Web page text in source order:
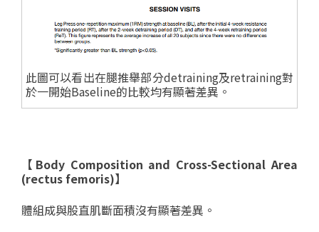
此圖可以看出在腿推舉部分detraining及retraining對
於一開始Baseline的比較均有顯著差異。
【Body Composition and Cross-Sectional Area
(rectus femoris)】
體組成與股直肌斷面積沒有顯著差異。